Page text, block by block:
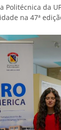
Politécnica da
na 47ª